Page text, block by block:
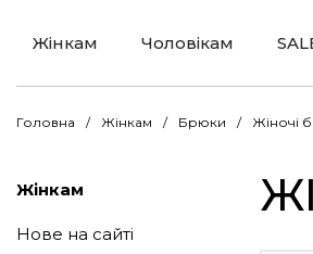
Жінкам Чоловікам
Головна Жінкам Брюки Жіночі
Жінкам
Нове на сайті